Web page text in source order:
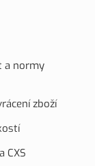
a normy
zboží
CXS